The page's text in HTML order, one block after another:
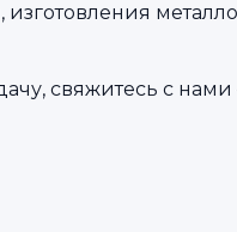
свяжитесь с